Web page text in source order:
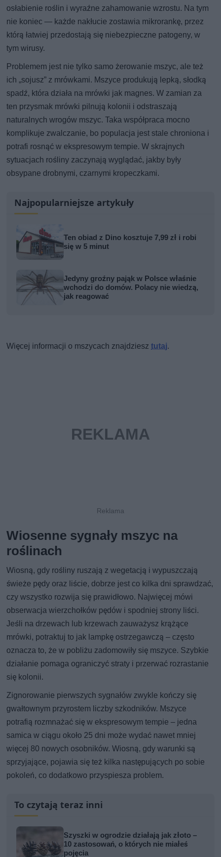
osłabienie roślin i wyraźne zahamowanie wzrostu. Na tym
nie koniec — każde nakłucie zostawia mikrorankę, przez
którą łatwiej przedostają się niebezpieczne patogeny, w
tym wirusy.
Problemem jest nie tylko samo żerowanie mszyc, ale też
ich „sojusz” z mrówkami. Mszyce produkują lepką, słodką
spadź, która działa na mrówki jak magnes. W zamian za
ten przysmak mrówki pilnują kolonii i odstraszają
naturalnych wrogów mszyc. Taka współpraca mocno
komplikuje zwalczanie, bo populacja jest stale chroniona i
potrafi rosnąć w ekspresowym tempie. W skrajnych
sytuacjach rośliny zaczynają wyglądać, jakby były
obsypane drobnymi, czarnymi kropeczkami.
Najpopularniejsze artykuły
Ten obiad z Dino kosztuje 7,99 zł i robi
się w 5 minut
Jedyny groźny pająk w Polsce właśnie
wchodzi do domów. Polacy nie wiedzą,
jak reagować
Więcej informacji o mszycach znajdziesztutaj.
Wiosenne sygnały mszyc na
roślinach
Wiosną, gdy rośliny ruszają z wegetacją i wypuszczają
świeże pędy oraz liście, dobrze jest co kilka dni sprawdzać,
czy wszystko rozwija się prawidłowo. Najwięcej mówi
obserwacja wierzchołków pędów i spodniej strony liści.
Jeśli na drzewach lub krzewach zauważysz krążące
mrówki, potraktuj to jak lampkę ostrzegawczą – często
oznacza to, że w pobliżu zadomowiły się mszyce. Szybkie
działanie pomaga ograniczyć straty i przerwać rozrastanie
się kolonii.
Zignorowanie pierwszych sygnałów zwykle kończy się
gwałtownym przyrostem liczby szkodników. Mszyce
potrafią rozmnażać się w ekspresowym tempie – jedna
samica w ciągu około 25 dni może wydać nawet mniej
więcej 80 nowych osobników. Wiosną, gdy warunki są
sprzyjające, pojawia się też kilka następujących po sobie
pokoleń, co dodatkowo przyspiesza problem.
To czytają teraz inni
Szyszki w ogrodzie działają jak złoto –
10 zastosowań, o których nie miałeś
pojęcia